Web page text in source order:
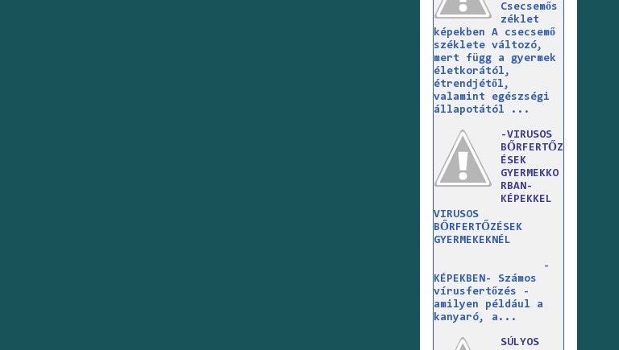
Csecsemős
zéklet
képekben A csecsemő
széklete változó,
mert függ a gyermek
életkorától,
étrendjétől,
valamint egészségi
állapotától ...
-VIRUSOS
BŐRFERTŐZ
ÉSEK
GYERMEKKO
RBAN-
KÉPEKKEL
VIRUSOS
BŐRFERTŐZÉSEK
GYERMEKEKNÉL
-
KÉPEKBEN- Számos
vírusfertőzés -
amilyen például a
kanyaró, a...
SÚLYOS